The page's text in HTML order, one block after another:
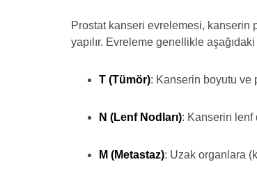
Prostat kanseri evrelemesi, kanserin
yapılır. Evreleme genellikle
T (Tümör): Kanserin boyutu ve
N (Lenf Nodları): Kanserin lenf
M (Metastaz): Uzak organlara